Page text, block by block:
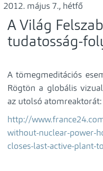
május 7., hétfő
A Világ
tudatosság-
A tömegmeditációs
Rögtön a globális
az utolsó atomreaktorát:
http://
without-nuclear-power-
closes-last-active-plant-